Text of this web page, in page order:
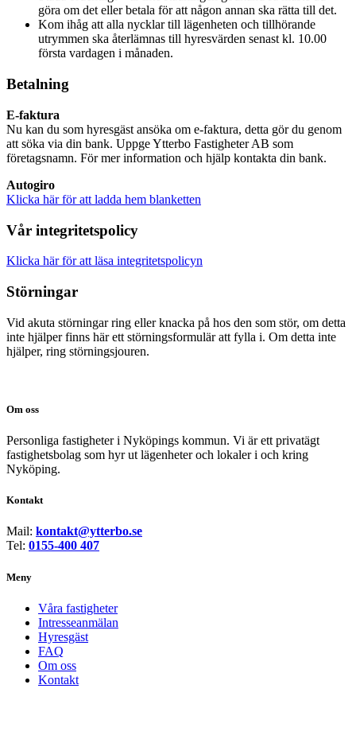
göra om det eller betala för att någon annan ska rätta till det.
Kom ihåg att alla nycklar till lägenheten och tillhörande
utrymmen ska återlämnas till hyresvärden senast kl. 10.00
första vardagen i månaden.
Betalning
E-faktura
Nu kan du som hyresgäst ansöka om e-faktura, detta gör du genom
att söka via din bank. Uppge Ytterbo Fastigheter AB som
företagsnamn. För mer information och hjälp kontakta din bank.
Autogiro
Klicka här för att ladda hem blanketten
Vår integritetspolicy
Klicka här för att läsa integritetspolicyn
Störningar
Vid akuta störningar ring eller knacka på hos den som stör, om detta
inte hjälper finns här ett störningsformulär att fylla i. Om detta inte
hjälper, ring störningsjouren.
Om oss
Personliga fastigheter i Nyköpings kommun. Vi är ett privatägt
fastighetsbolag som hyr ut lägenheter och lokaler i och kring
Nyköping.
Kontakt
Mail: kontakt@ytterbo.se
Tel: 0155-400 407
Meny
Våra fastigheter
Intresseanmälan
Hyresgäst
FAQ
Om oss
Kontakt